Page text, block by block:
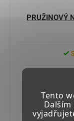
Tento
PRUŽINOVÝ